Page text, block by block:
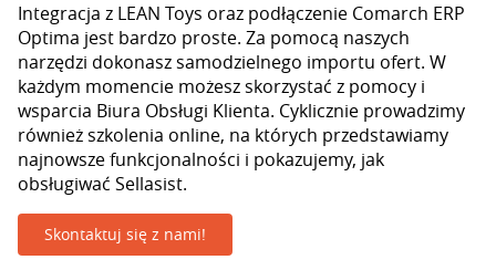
Integracja z LEAN Toys oraz podłączenie Comarch ERP
Optima jest bardzo proste. Za pomocą naszych
narzędzi dokonasz samodzielnego importu ofert. W
każdym momencie możesz skorzystać z pomocy i
wsparcia Biura Obsługi Klienta. Cyklicznie prowadzimy
również szkolenia online, na których przedstawiamy
najnowsze funkcjonalności i pokazujemy, jak
obsługiwać Sellasist.
Skontaktuj się z nami!